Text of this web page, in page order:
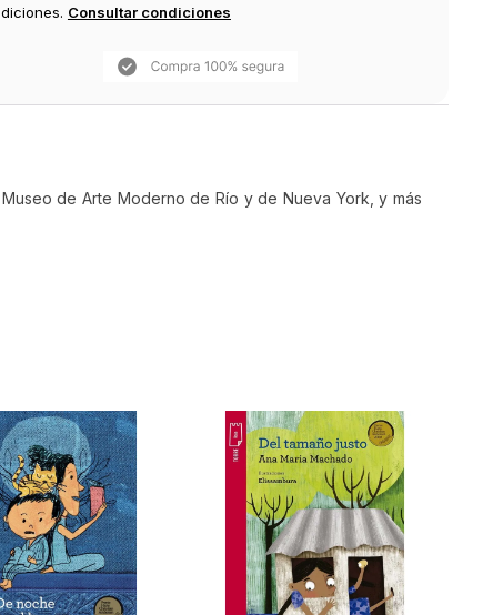
Consultar condiciones
de Arte Moderno de Río y de Nueva York, y más